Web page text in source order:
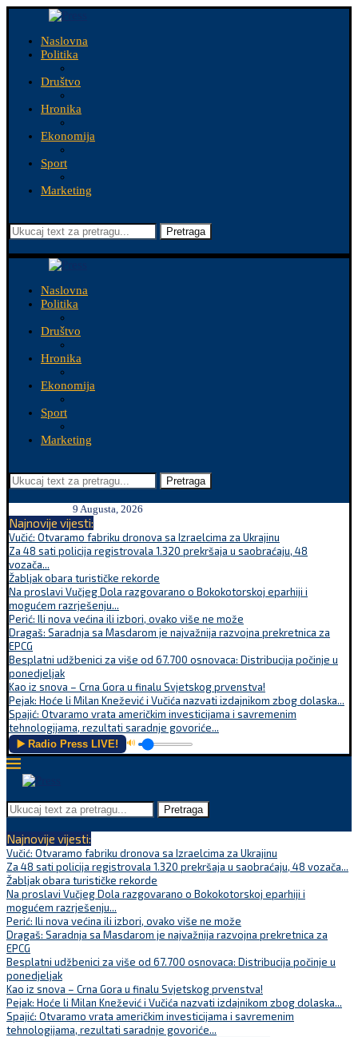
Naslovna
Politika
Društvo
Hronika
Ekonomija
Sport
Marketing
Pretraga
Naslovna
Politika
Društvo
Hronika
Ekonomija
Sport
Marketing
Pretraga
9 Augusta, 2026
Najnovije vijesti:
Vučić: Otvaramo fabriku dronova sa Izraelcima za Ukrajinu
Za 48 sati policija registrovala 1.320 prekršaja u saobraćaju, 48
vozača...
Žabljak obara turističke rekorde
Na proslavi Vučjeg Dola razgovarano o Bokokotorskoj eparhiji i
mogućem razrješenju...
Perić: Ili nova većina ili izbori, ovako više ne može
Dragaš: Saradnja sa Masdarom je najvažnija razvojna prekretnica za
EPCG
Besplatni udžbenici za više od 67.700 osnovaca: Distribucija počinje u
ponedjeljak
Kao iz snova – Crna Gora u finalu Svjetskog prvenstva!
Pejak: Hoće li Milan Knežević i Vučića nazvati izdajnikom zbog dolaska...
Spajić: Otvaramo vrata američkim investicijama i savremenim
tehnologijama, rezultati saradnje govoriće...
▶️ Radio Press LIVE! 🔊
Pretraga
Najnovije vijesti:
Vučić: Otvaramo fabriku dronova sa Izraelcima za Ukrajinu
Za 48 sati policija registrovala 1.320 prekršaja u saobraćaju, 48 vozača...
Žabljak obara turističke rekorde
Na proslavi Vučjeg Dola razgovarano o Bokokotorskoj eparhiji i
mogućem razrješenju...
Perić: Ili nova većina ili izbori, ovako više ne može
Dragaš: Saradnja sa Masdarom je najvažnija razvojna prekretnica za
EPCG
Besplatni udžbenici za više od 67.700 osnovaca: Distribucija počinje u
ponedjeljak
Kao iz snova – Crna Gora u finalu Svjetskog prvenstva!
Pejak: Hoće li Milan Knežević i Vučića nazvati izdajnikom zbog dolaska...
Spajić: Otvaramo vrata američkim investicijama i savremenim
tehnologijama, rezultati saradnje govoriće...